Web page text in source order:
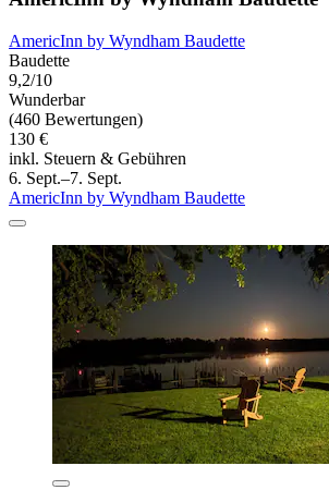
AmericInn by Wyndham Baudette
Baudette
9,2/10
Wunderbar
(460 Bewertungen)
130 €
inkl. Steuern & Gebühren
6. Sept.–7. Sept.
AmericInn by Wyndham Baudette